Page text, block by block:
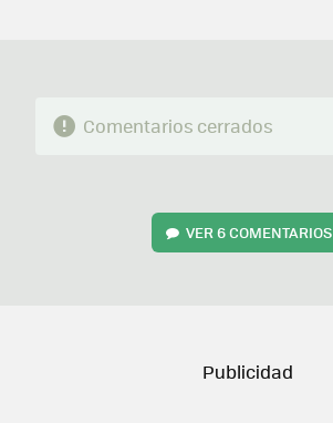
Comentarios cerrados
VER6 COMENTARIOS